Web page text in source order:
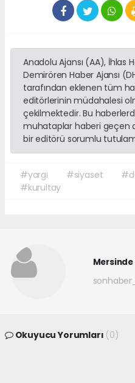
Anadolu Ajansı (AA), İhlas
Demirören Haber Ajansı
tarafından eklenen tüm
editörlerinin müdahalesi
çekilmektedir. Bu
muhataplar haberi geçen
bir editörü sorumlu
#yargı #siyaset
#kurultay
Okuyucu Yorumları (0)